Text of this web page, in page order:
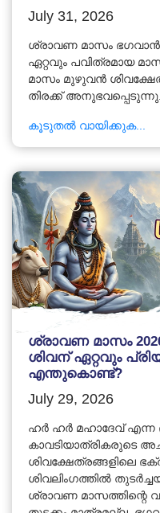
July 31, 2026
ശ്രാവണ മാസം ഭഗവാൻ
ഏറ്റവും പവിത്രമായ
മാസം മുഴുവൻ
തിരക്ക് അനുഭവപ്പെടുന്നു.
കൂടുതൽ വായിക്കുക...
ശ്രാവണ മാസം
ശിവന് ഏറ്റവും
എന്തുകൊണ്ട്?
July 29, 2026
ഹർ ഹർ മഹാദേവ് എന്ന
കാവടിയാത്രികരുടെ
ശിവക്ഷേത്രങ്ങളിലെ
ശിവലിംഗത്തിൽ
ശ്രാവണ മാസത്തിന്റെ